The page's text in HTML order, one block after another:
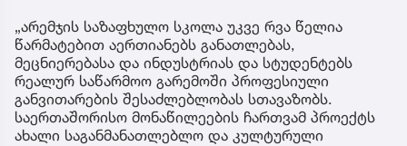
„არემჯის საზაფხულო სკოლა უკვე რვა წელია
წარმატებით აერთიანებს განათლებას,
მეცნიერებასა და ინდუსტრიას და სტუდენტებს
რეალურ საწარმოო გარემოში პროფესიული
განვითარების შესაძლებლობას სთავაზობს.
საერთაშორისო მონაწილეების ჩართვამ პროექტს
ახალი საგანმანათლებლო და კულტურული